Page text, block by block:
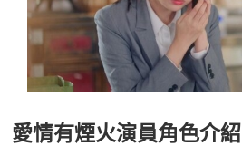
愛情有煙火演員角色介紹